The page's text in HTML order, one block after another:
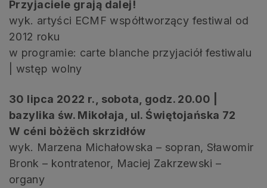
Przyjaciele grają dalej!
wyk. artyści ECMF współtworzący festiwal od
2012 roku
w programie: carte blanche przyjaciół festiwalu
| wstęp wolny
30 lipca 2022 r., sobota, godz. 20.00 |
bazylika św. Mikołaja, ul. Świętojańska 72
W céni bòżëch skrzidłów
wyk. Marzena Michałowska – sopran, Sławomir
Bronk – kontratenor, Maciej Zakrzewski –
organy